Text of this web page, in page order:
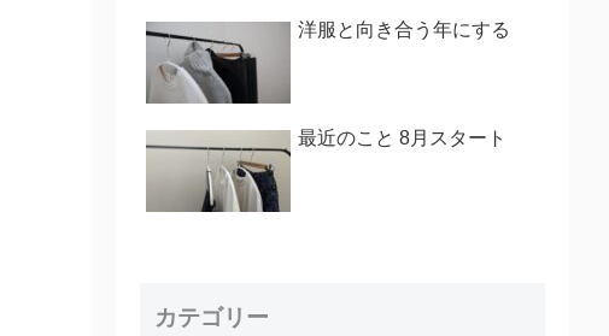
洋服と向き合う年にする
最近のこと 8月スタート
カテゴリー